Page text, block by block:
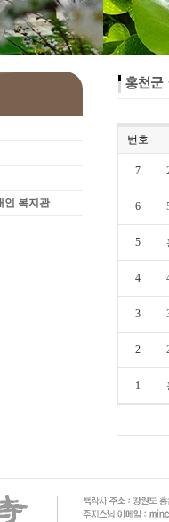
인 복지관
번호
7
6
5
4
3
2
1